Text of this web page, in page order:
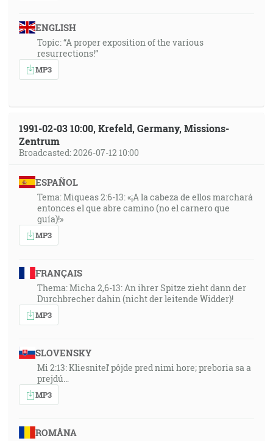
ENGLISH
Topic: “A proper exposition of the various
resurrections!”
MP3
1991-02-03 10:00, Krefeld, Germany, Missions-
Zentrum
Broadcasted: 2026-07-12 10:00
ESPAÑOL
Tema: Miqueas 2:6-13: «¡A la cabeza de ellos marchará
entonces el que abre camino (no el carnero que
guía)!»
MP3
FRANÇAIS
Thema: Micha 2,6-13: An ihrer Spitze zieht dann der
Durchbrecher dahin (nicht der leitende Widder)!
MP3
SLOVENSKY
Mi 2:13: Kliesniteľ pôjde pred nimi hore; preboria sa a
prejdú…
MP3
ROMÂNA